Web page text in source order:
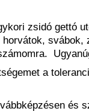
zsidó gettó
a
és